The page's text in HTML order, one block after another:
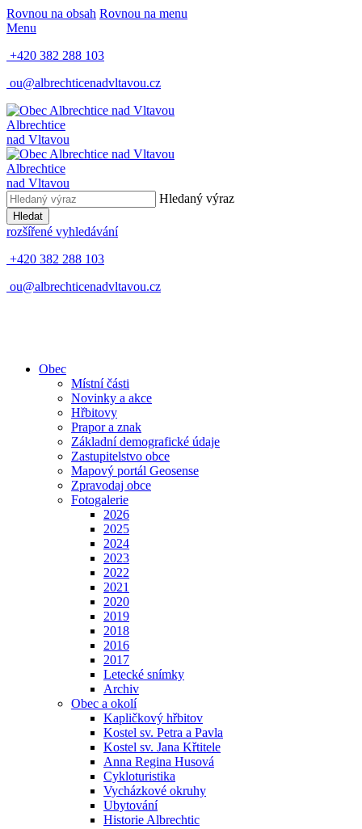
Rovnou na obsah Rovnou na menu
Menu
+420 382 288 103
ou@albrechticenadvltavou.cz
Albrechtice
nad Vltavou
Albrechtice
nad Vltavou
Hledaný výraz
Hledat
rozšířené vyhledávání
+420 382 288 103
ou@albrechticenadvltavou.cz
Obec
Místní části
Novinky a akce
Hřbitovy
Prapor a znak
Základní demografické údaje
Zastupitelstvo obce
Mapový portál Geosense
Zpravodaj obce
Fotogalerie
2026
2025
2024
2023
2022
2021
2020
2019
2018
2016
2017
Letecké snímky
Archiv
Obec a okolí
Kapličkový hřbitov
Kostel sv. Petra a Pavla
Kostel sv. Jana Křtitele
Anna Regina Husová
Cykloturistika
Vycházkové okruhy
Ubytování
Historie Albrechtic